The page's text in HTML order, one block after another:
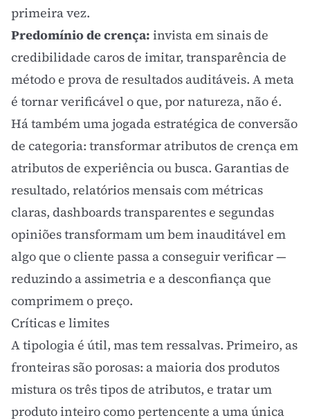
primeira vez.
Predomínio de crença: invista em sinais de
credibilidade caros de imitar, transparência de
método e prova de resultados auditáveis. A meta
é tornar verificável o que, por natureza, não é.
Há também uma jogada estratégica de conversão
de categoria: transformar atributos de crença em
atributos de experiência ou busca. Garantias de
resultado, relatórios mensais com métricas
claras, dashboards transparentes e segundas
opiniões transformam um bem inauditável em
algo que o cliente passa a conseguir verificar —
reduzindo a assimetria e a desconfiança que
comprimem o preço.
Críticas e limites
A tipologia é útil, mas tem ressalvas. Primeiro, as
fronteiras são porosas: a maioria dos produtos
mistura os três tipos de atributos, e tratar um
produto inteiro como pertencente a uma única